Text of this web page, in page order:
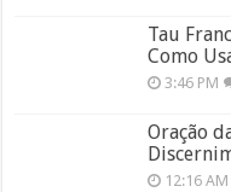
Tau
Como
3:46 PM
Oração
12:16 AM